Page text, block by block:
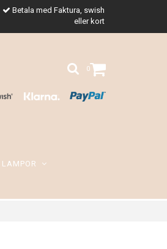
Betala med Faktura, swish
eller kort
0
LAMPOR